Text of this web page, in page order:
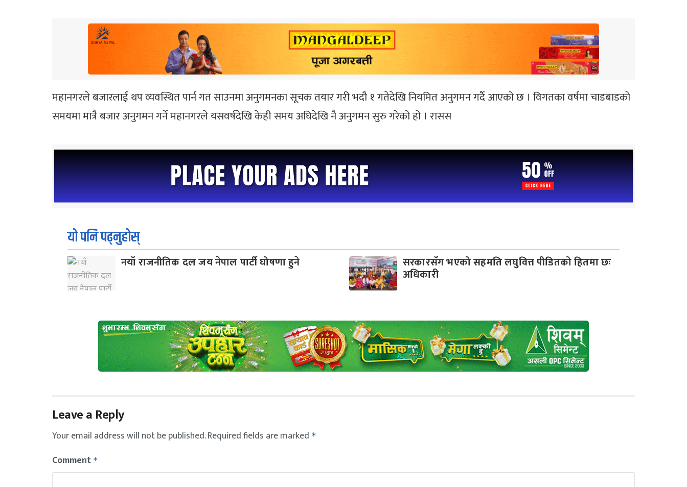
महानगरले बजारलाई थप व्यवस्थित पार्न गत साउनमा अनुगमनका सूचक तयार गरी भदौ १ गतेदेखि नियमित अनुगमन गर्दै आएको छ । विगतका वर्षमा चाडबाडको
समयमा मात्रै बजार अनुगमन गर्ने महानगरले यसवर्षदेखि केही समय अघिदेखि नै अनुगमन सुरु गरेको हो । रासस
यो पनि पढ्नुहोस्
नयाँ राजनीतिक दल जय नेपाल पार्टी घोषणा हुने सरकारसँग भएको सहमति लघुवित्त पीडितको हितमा छः
अधिकारी
Leave a Reply
Your email address will not be published.Required fields are marked *
Comment *